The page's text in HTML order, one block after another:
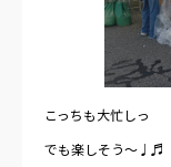
こっちも大忙しっ
でも楽しそう～♩♬